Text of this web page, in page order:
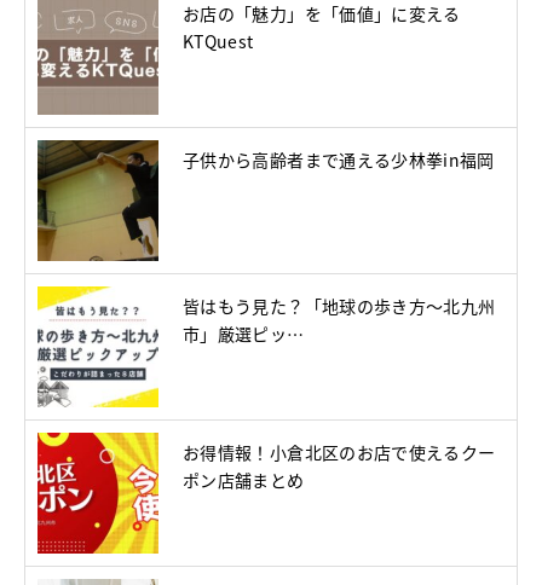
お店の「魅力」を「価値」に変える
KTQuest
子供から高齢者まで通える少林拳in福岡
皆はもう見た？「地球の歩き方～北九州
市」厳選ピッ…
お得情報！小倉北区のお店で使えるクー
ポン店舗まとめ